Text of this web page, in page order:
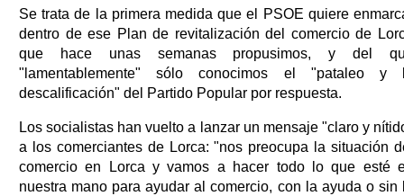
Se trata de la primera medida que el PSOE quiere
dentro de ese Plan de revitalización del comercio de
que hace unas semanas propusimos, y del
"lamentablemente" sólo conocimos el "pataleo y
descalificación" del Partido Popular por respuesta.
Los socialistas han vuelto a lanzar un mensaje "claro y
a los comerciantes de Lorca: "nos preocupa la situación
comercio en Lorca y vamos a hacer todo lo que esté
nuestra mano para ayudar al comercio, con la ayuda o sin